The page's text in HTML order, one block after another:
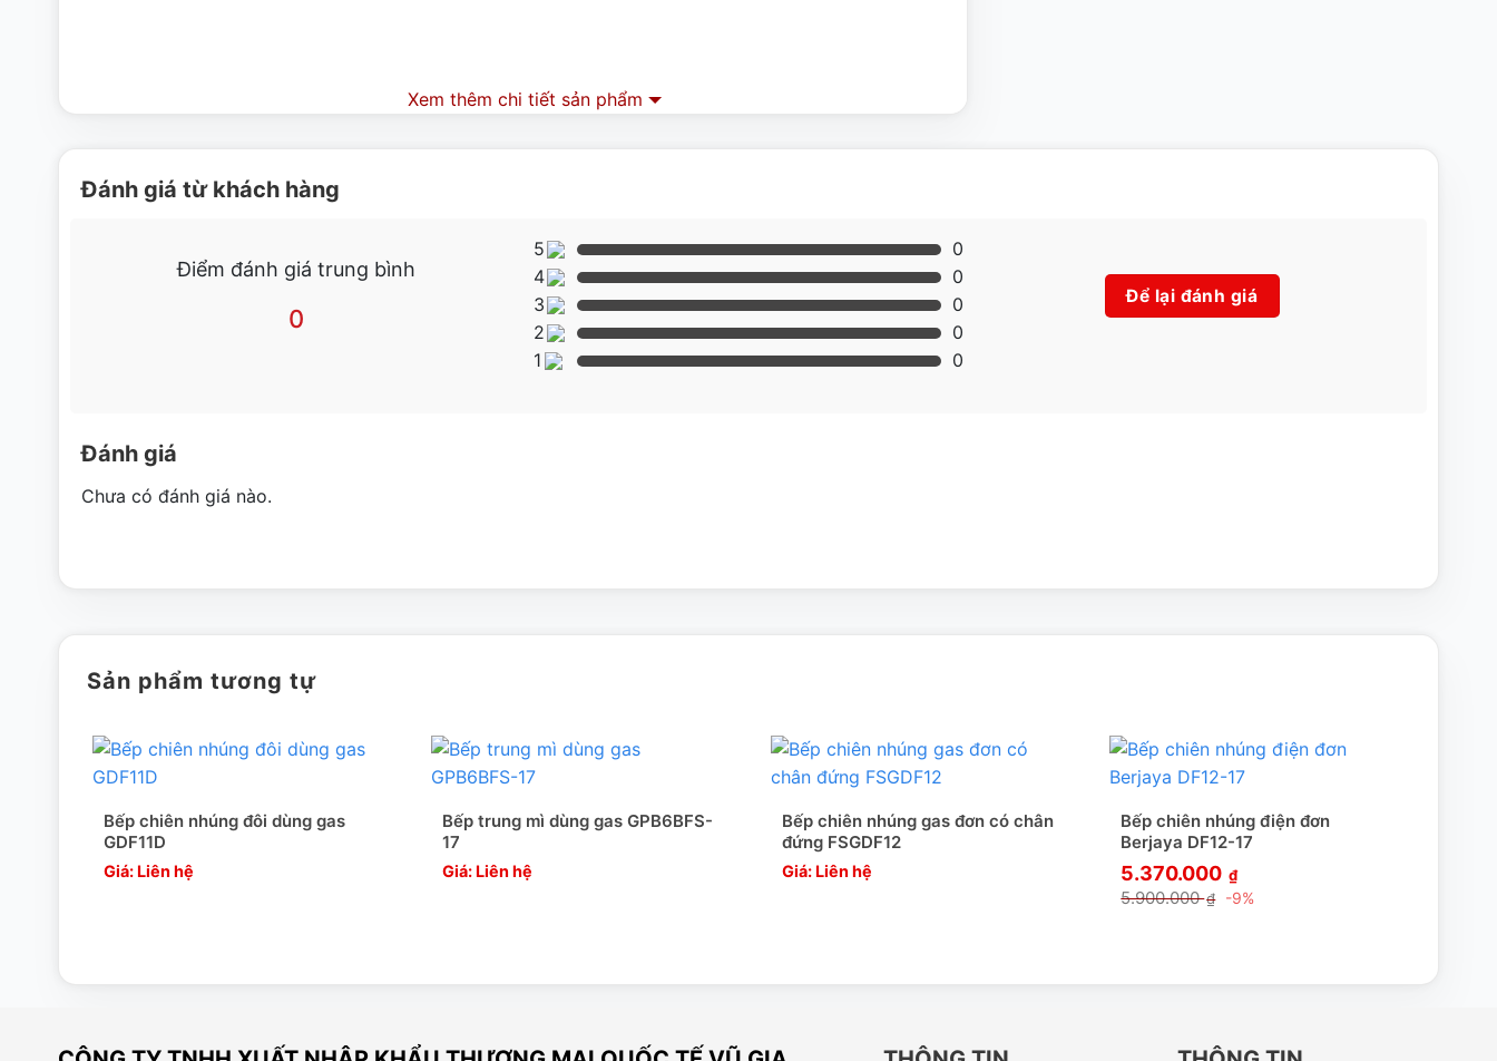
Cùng với đó, bếp chiên nhúng đôi dùng gas có chân đứng GDFE2BFS-17 còn được làm theo đúng tiêu chuẩn của
Malaysia. Vì vậy, mọi chi tiết đều được gia công kĩ lưỡng. Thiết kế chắc chắn, không hề bị méo mó, sứt mẻ như các dòng
giúp công việc nấu nướng , chế biến thức ăn tiện lợi hơn, dễ dàng hơn.
Khay chiên sâu nên có thể chiên các món khác nhau với kích thước khác nhau.Khay chứa dầu được bảo vệ bởi lớp vỏ
bên ngoài nên hoàn toàn an toàn cho người sử dụng.
Xem thêm chi tiết sản phẩm
Đánh giá từ khách hàng
Điểm đánh giá trung bình
0
5
0
4
0
3
0
2
0
1
0
Để lại đánh giá
Đánh giá
Chưa có đánh giá nào.
Sản phẩm tương tự
Bếp chiên nhúng đôi dùng gas
GDF11D
Giá: Liên hệ
Bếp trung mì dùng gas GPB6BFS-
17
Giá: Liên hệ
Bếp chiên nhúng gas đơn có chân
đứng FSGDF12
Giá: Liên hệ
Bếp chiên nhúng điện đơn
Berjaya DF12-17
5.370.000 ₫
5.900.000₫ -9%